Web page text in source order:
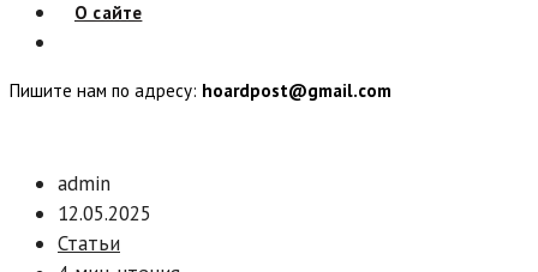
О сайте
Пишите нам по адресу: hoardpost@gmail.com
admin
12.05.2025
Статьи